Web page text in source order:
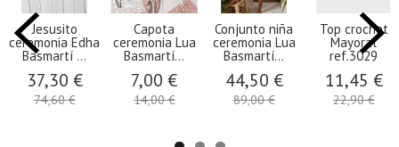
Jesusito
ceremonia Edha
Basmartí ...
37,30 €
74,60 €
Capota
ceremonia Lua
Basmartí...
7,00 €
14,00 €
Conjunto niña
ceremonia Lua
Basmartí...
44,50 €
89,00 €
Top crochet
Mayoral
ref.3029
11,45 €
22,90 €